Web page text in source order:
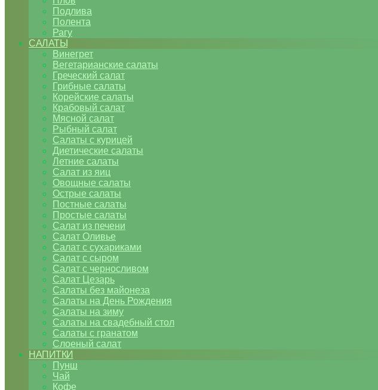
Подлива
Полента
Рагу
САЛАТЫ
Винегрет
Вегетарианские салаты
Греческий салат
Грибные салаты
Корейские салаты
Крабовый салат
Мясной салат
Рыбный салат
Салаты с курицей
Диетические салаты
Летние салаты
Салат из яиц
Овощные салаты
Острые салаты
Постные салаты
Простые салаты
Салат из печени
Салат Оливье
Салат с сухариками
Салат с сыром
Салат с черносливом
Салат Цезарь
Салаты без майонеза
Салаты на День Рождения
Салаты на зиму
Салаты на свадебный стол
Салаты с гранатом
Слоеный салат
НАПИТКИ
Пунш
Чай
Кофе